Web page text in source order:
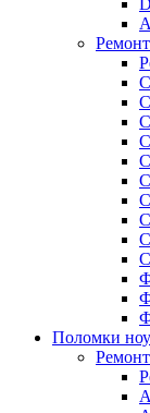
Поломки